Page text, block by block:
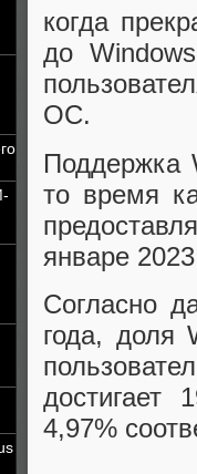
когда
до
ОС.
Поддержка
то время
январе
Согласно
года, доля
достигает
4,97%